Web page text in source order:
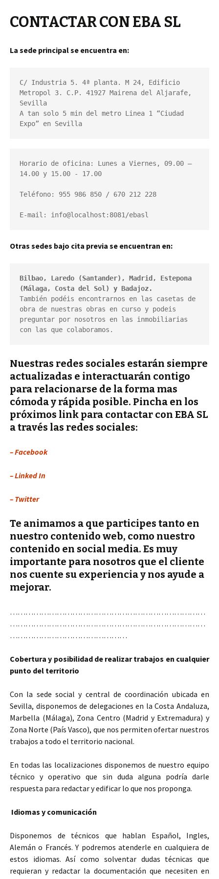
CONTACTAR CON EBA SL
La sede principal se encuentra en:
C/ Industria 5. 4ª planta. M 24, Edificio
Metropol 3. C.P. 41927 Mairena del Aljarafe,
Sevilla
A tan solo 5 min del metro Linea 1 “Ciudad
Expo” en Sevilla
Horario de oficina: Lunes a Viernes, 09.00 –
14.00 y 15.00 - 17.00
Teléfono: 955 986 850 / 670 212 228
E-mail: info@localhost:8081/ebasl
Otras sedes bajo cita previa se encuentran en:
Bilbao, Laredo (Santander), Madrid, Estepona
(Málaga, Costa del Sol) y Badajoz.
También podéis encontrarnos en las casetas de
obra de nuestras obras en curso y podeis
preguntar por nosotros en las inmobiliarias
con las que colaboramos.
Nuestras redes sociales estarán siempre
actualizadas e interactuarán contigo
para relacionarse de la forma mas
cómoda y rápida posible. Pincha en los
próximos link para contactar con EBA SL
a través las redes sociales:
– Facebook
– Linked In
– Twitter
Te animamos a que participes tanto en
nuestro contenido web, como nuestro
contenido en social media. Es muy
importante para nosotros que el cliente
nos cuente su experiencia y nos ayude a
mejorar.
…………………………………………………………………
…………………………………………………………………
………………………………………
Cobertura y posibilidad de realizar trabajos en cualquier
punto del territorio
Con la sede social y central de coordinación ubicada en
Sevilla, disponemos de delegaciones en la Costa Andaluza,
Marbella (Málaga), Zona Centro (Madrid y Extremadura) y
Zona Norte (País Vasco), que nos permiten ofertar nuestros
trabajos a todo el territorio nacional.
En todas las localizaciones disponemos de nuestro equipo
técnico y operativo que sin duda alguna podría darle
respuesta para redactar y edificar lo que nos proponga.
Idiomas y comunicación
Disponemos de técnicos que hablan Español, Ingles,
Alemán o Francés. Y podremos atenderle en cualquiera de
estos idiomas. Así como solventar dudas técnicas que
requieran y redactar la documentación que necesiten en